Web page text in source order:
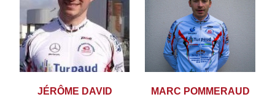
JÉRÔME DAVID MARC POMMERAUD